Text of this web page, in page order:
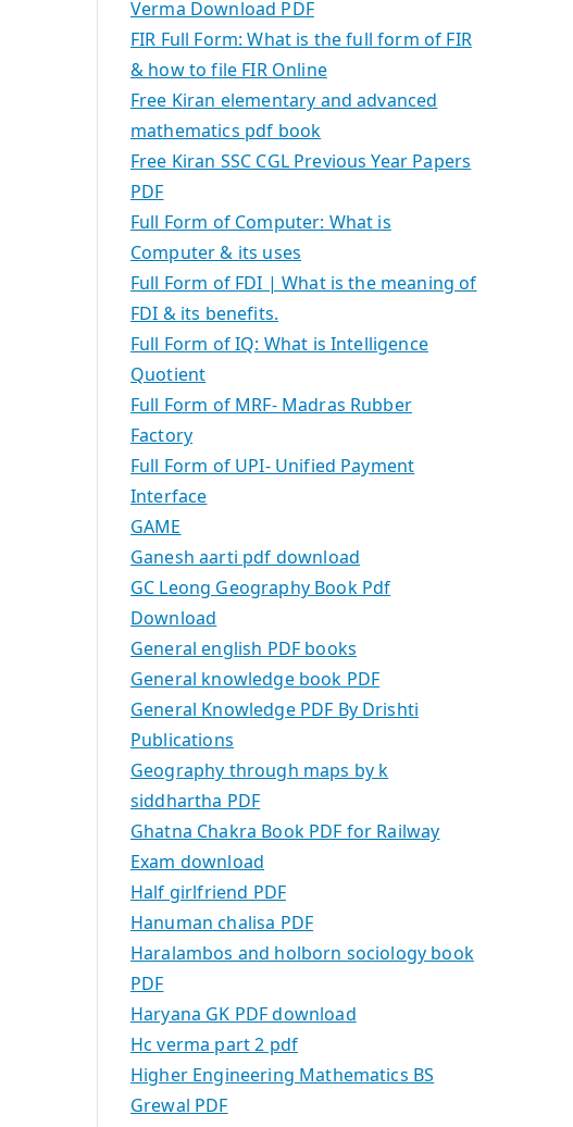
Verma Download PDF
FIR Full Form: What is the full form of FIR
& how to file FIR Online
Free Kiran elementary and advanced
mathematics pdf book
Free Kiran SSC CGL Previous Year Papers
PDF
Full Form of Computer: What is
Computer & its uses
Full Form of FDI | What is the meaning of
FDI & its benefits.
Full Form of IQ: What is Intelligence
Quotient
Full Form of MRF- Madras Rubber
Factory
Full Form of UPI- Unified Payment
Interface
GAME
Ganesh aarti pdf download
GC Leong Geography Book Pdf
Download
General english PDF books
General knowledge book PDF
General Knowledge PDF By Drishti
Publications
Geography through maps by k
siddhartha PDF
Ghatna Chakra Book PDF for Railway
Exam download
Half girlfriend PDF
Hanuman chalisa PDF
Haralambos and holborn sociology book
PDF
Haryana GK PDF download
Hc verma part 2 pdf
Higher Engineering Mathematics BS
Grewal PDF